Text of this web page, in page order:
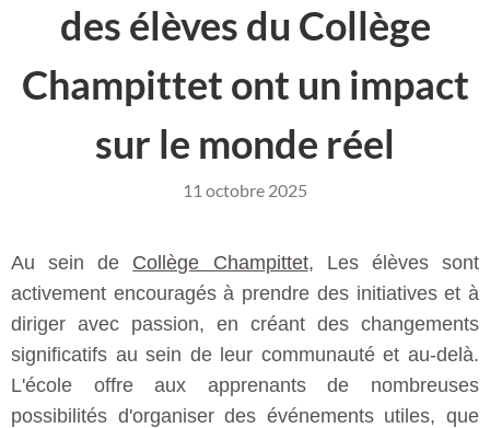
des élèves du Collège
Champittet ont un impact
sur le monde réel
11 octobre 2025
Au sein de Collège Champittet, Les élèves sont
activement encouragés à prendre des initiatives et à
diriger avec passion, en créant des changements
significatifs au sein de leur communauté et au-delà.
L'école offre aux apprenants de nombreuses
possibilités d'organiser des événements utiles, que